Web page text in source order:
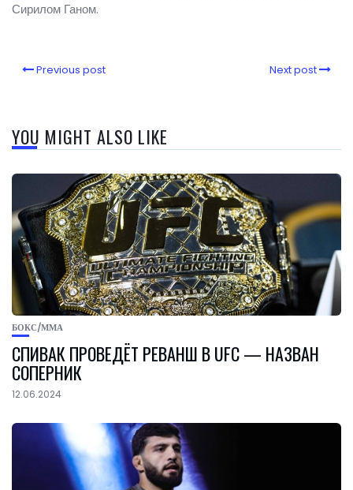
Сирилом Ганом.
Previous post Next post
YOU MIGHT ALSO LIKE
БОКС/ММА
СПИВАК ПРОВЕДЁТ РЕВАНШ В UFC — НАЗВАН
СОПЕРНИК
12.06.2024